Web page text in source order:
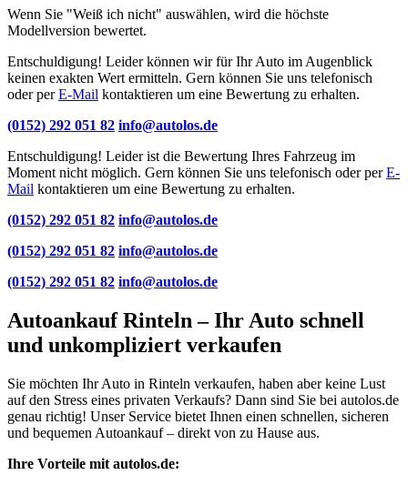
Wenn Sie "Weiß ich nicht" auswählen, wird die höchste
Modellversion bewertet.
Entschuldigung! Leider können wir für Ihr Auto im Augenblick
keinen exakten Wert ermitteln. Gern können Sie uns telefonisch
oder perE-Mail kontaktieren um eine Bewertung zu erhalten.
(0152) 292 051 82 info@autolos.de
Entschuldigung! Leider ist die Bewertung Ihres Fahrzeug im
Moment nicht möglich. Gern können Sie uns telefonisch oder perE-
Mail kontaktieren um eine Bewertung zu erhalten.
(0152) 292 051 82 info@autolos.de
(0152) 292 051 82 info@autolos.de
(0152) 292 051 82 info@autolos.de
Autoankauf Rinteln – Ihr Auto schnell
und unkompliziert verkaufen
Sie möchten Ihr Auto in Rinteln verkaufen, haben aber keine Lust
auf den Stress eines privaten Verkaufs? Dann sind Sie bei autolos.de
genau richtig! Unser Service bietet Ihnen einen schnellen, sicheren
und bequemen Autoankauf – direkt von zu Hause aus.
Ihre Vorteile mit autolos.de: